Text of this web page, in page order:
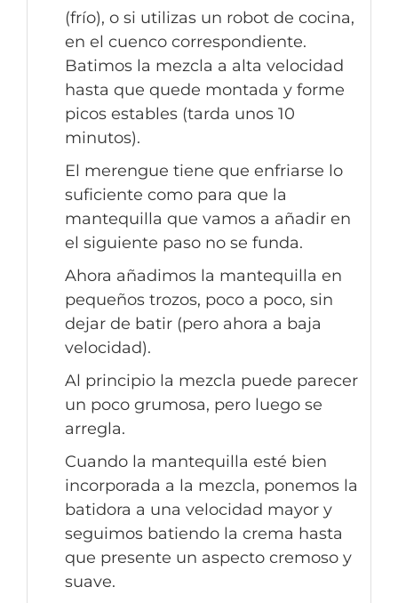
(frío), o si utilizas un robot de cocina,
en el cuenco correspondiente.
Batimos la mezcla a alta velocidad
hasta que quede montada y forme
picos estables (tarda unos 10
minutos).
El merengue tiene que enfriarse lo
suficiente como para que la
mantequilla que vamos a añadir en
el siguiente paso no se funda.
Ahora añadimos la mantequilla en
pequeños trozos, poco a poco, sin
dejar de batir (pero ahora a baja
velocidad).
Al principio la mezcla puede parecer
un poco grumosa, pero luego se
arregla.
Cuando la mantequilla esté bien
incorporada a la mezcla, ponemos la
batidora a una velocidad mayor y
seguimos batiendo la crema hasta
que presente un aspecto cremoso y
suave.